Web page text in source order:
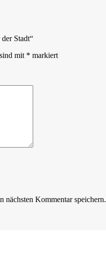
Stadt“
mit * markiert
nächsten Kommentar speichern.